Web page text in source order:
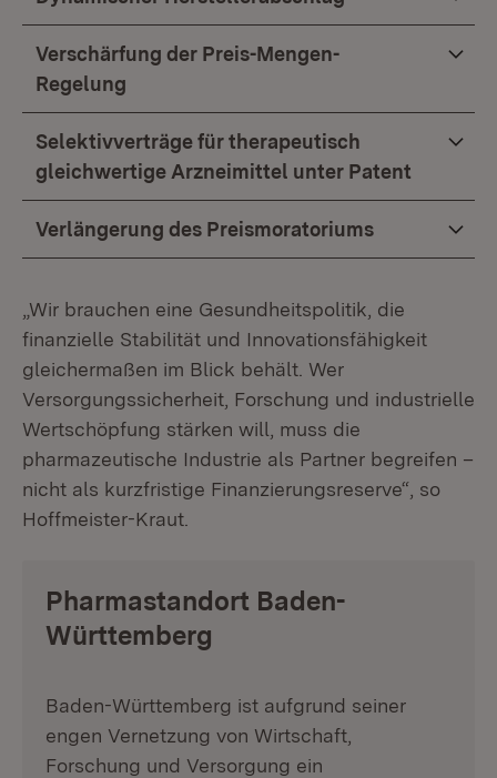
Verschärfung der Preis-Mengen-
Regelung
Selektivverträge für therapeutisch
gleichwertige Arzneimittel unter Patent
Verlängerung des Preismoratoriums
„Wir brauchen eine Gesundheitspolitik, die
finanzielle Stabilität und Innovationsfähigkeit
gleichermaßen im Blick behält. Wer
Versorgungssicherheit, Forschung und industrielle
Wertschöpfung stärken will, muss die
pharmazeutische Industrie als Partner begreifen –
nicht als kurzfristige Finanzierungsreserve“, so
Hoffmeister-Kraut.
Pharmastandort Baden-
Württemberg
Baden-Württemberg ist aufgrund seiner
engen Vernetzung von Wirtschaft,
Forschung und Versorgung ein